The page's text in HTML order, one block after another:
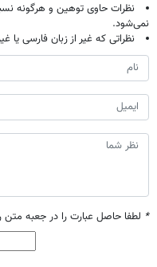
نظرات حاوی توهین و هرگونه
نمی‌شود.
نظراتی که غیر از زبان فارسی یا
* لطفا حاصل عبارت را در جعبه متن